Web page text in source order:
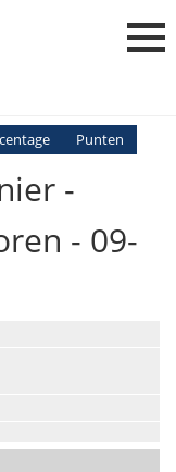
LoginPunten
-
- 09-